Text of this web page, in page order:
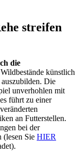
streifen
die
künstlich
Die
unverhohlen mit
führt zu einer
an Futterstellen.
bei der
(lesen Sie HIER